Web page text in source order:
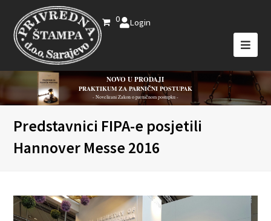
0 Login
NOVO U PRODAJI
PRAKTIKUM ZA PARNIČNI POSTUPAK
- Novelirani Zakon o parničnom postupku -
Predstavnici FIPA-e posjetili
Hannover Messe 2016